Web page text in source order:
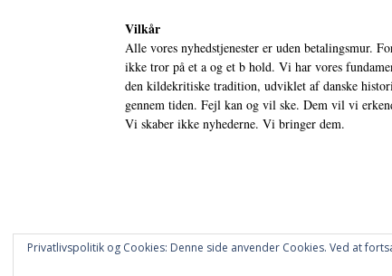
Vilkår
Alle vores nyhedstjenester er uden betalingsmur.
ikke tror på et a og et b hold. Vi har vores
den kildekritiske tradition, udviklet af danske
gennem tiden. Fejl kan og vil ske. Dem vil vi
Vi skaber ikke nyhederne. Vi bringer dem.
Privatlivspolitik og Cookies: Denne side anvender Cookies. Ved at